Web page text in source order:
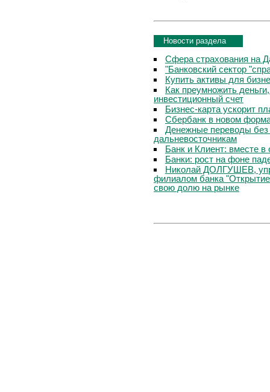
Новости раздела
Сфера страхования на
"Банковский сектор
Купить активы для
Как преумножить
инвестиционный счет
Бизнес-карта ускорит
Сбербанк в новом
Денежные переводы без
дальневосточникам
Банк и Клиент: вместе в
Банки: рост на фоне
Николай ДОЛГУШЕВ,
филиалом банка
свою долю на рынке